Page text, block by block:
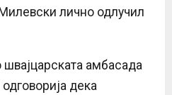
лично одлучил
швајцарската амбасада
дека